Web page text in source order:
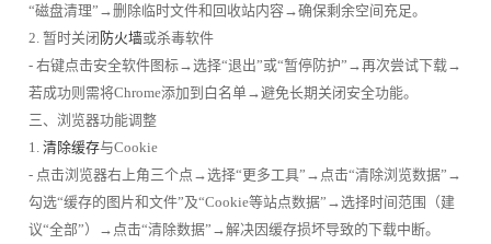
“磁盘清理”→删除临时文件和回收站内容→确保剩余空间充足。
2. 暂时关闭 防火墙或杀毒软件
- 右键点击安全软件图标→选择“退出”或“暂停防护”→再次尝试下载→
若成功则需将Chrome添加到白名单→避免长期关闭安全功能。
三、浏览器功能调整
1. 清除缓存与Cookie
- 点击浏览器右上角三个点→选择“更多工具”→点击“清除浏览数据”→
勾选“缓存的图片和文件”及“Cookie等站点数据”→选择时间范围（建
议“全部”）→点击“清除数据”→解决因缓存损坏导致的下载中断。